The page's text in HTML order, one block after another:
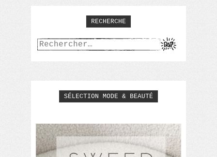
RECHERCHE
Rechercher :
SÉLECTION MODE & BEAUTÉ